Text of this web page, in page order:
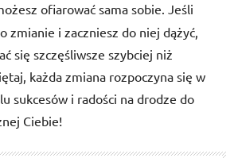
ofiarować sama sobie. Jeśli
zmianie i zaczniesz do niej dążyć,
się szczęśliwsze szybciej niż
każda zmiana rozpoczyna się w
sukcesów i radości na drodze do
Ciebie!